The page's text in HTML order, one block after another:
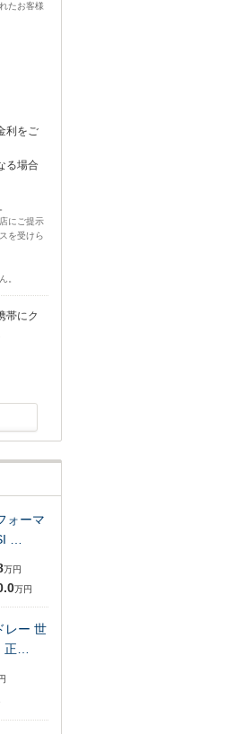
たお客様
利をご
る場合
にご提示
を受けら
。
帯にク
ォーマ
…
万円
万円
レー 世
正…